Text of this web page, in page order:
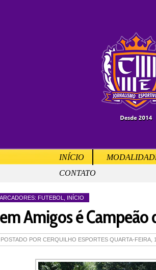
INÍCIO
CONTATO
FUTEBOL INÍCIO
Amigos é Campeão
POSTADO POR CERQUILHO ESPORTES QUARTA-FEIRA,